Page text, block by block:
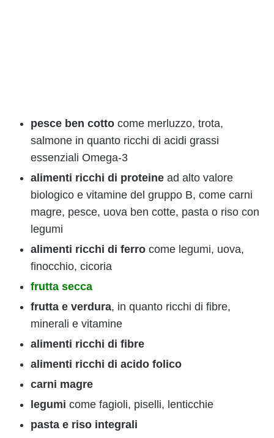
pesce ben cotto come merluzzo, trota,
salmone in quanto ricchi di acidi grassi
essenziali Omega-3
alimenti ricchi di proteine ad alto valore
biologico e vitamine del gruppo B, come carni
magre, pesce, uova ben cotte, pasta o riso con
legumi
alimenti ricchi di ferro come legumi, uova,
finocchio, cicoria
frutta secca
frutta e verdura, in quanto ricchi di fibre,
minerali e vitamine
alimenti ricchi di fibre
alimenti ricchi di acido folico
carni magre
legumi come fagioli, piselli, lenticchie
pasta e riso integrali